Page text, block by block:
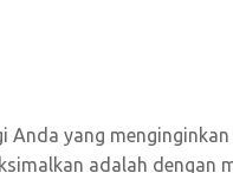
Anda yang
adalah dengan